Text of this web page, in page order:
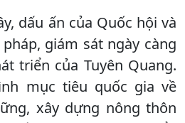
dấu ấn của Quốc hội và
giám sát ngày càng
triển của Tuyên Quang.
mục tiêu quốc gia về
xây dựng nông thôn